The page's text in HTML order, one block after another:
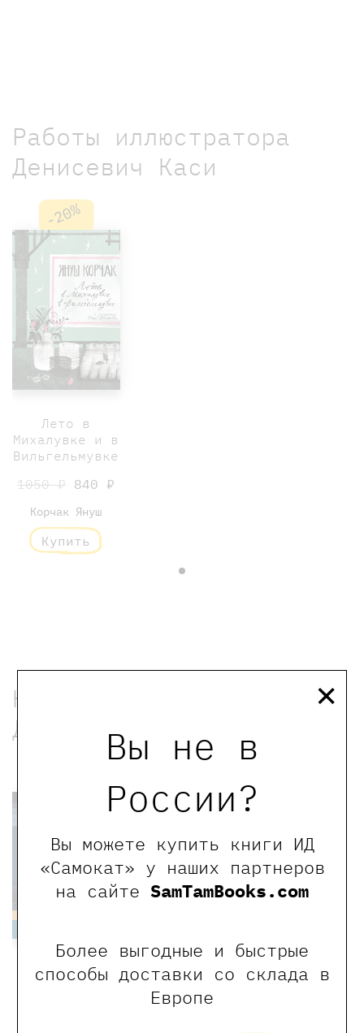
Вы не в
России?
Вы можете купить книги ИД
«Самокат» у наших партнеров
на сайте SamTamBooks.com
Более выгодные и быстрые
способы доставки со склада в
Европе
×
Работы иллюстратора
Денисевич Каси
-20%
Лето в
Михалувке и в
Вильгельмувке
1050 ₽ 840 ₽
Корчак Януш
Купить
Книги переводчика
Денисевич Каси
Франсуа